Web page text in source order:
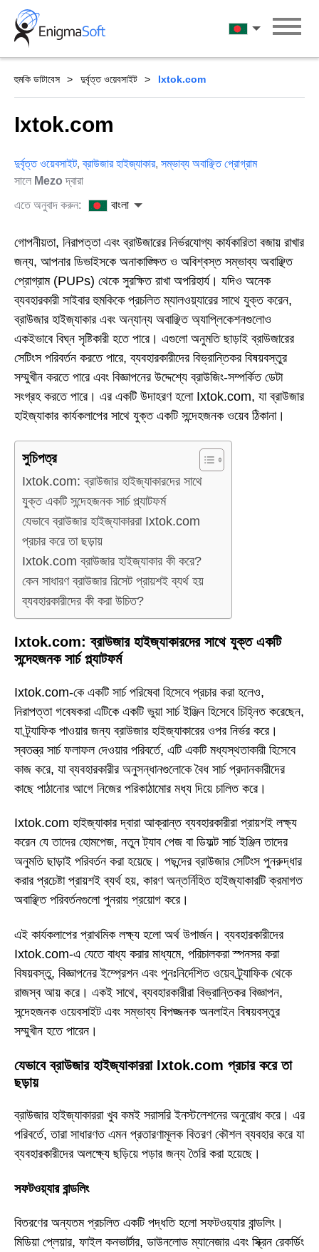
Skip
content
বাংলা
হুমকি ডাটাবেস দুর্বৃত্ত ওয়েবসাইট Ixtok.com
Ixtok.com
দুর্বৃত্ত ওয়েবসাইট,ব্রাউজার হাইজ্যাকার, সম্ভাব্য অবাঞ্ছিত প্রোগ্রাম
সালে Mezo দ্বারা
এতে অনুবাদ করুন:
বাংলা
গোপনীয়তা, নিরাপত্তা এবং ব্রাউজারের নির্ভরযোগ্য কার্যকারিতা বজায় রাখার
জন্য, আপনার ডিভাইসকে অনাকাঙ্ক্ষিত ও অবিশ্বস্ত সম্ভাব্য অবাঞ্ছিত
প্রোগ্রাম (PUPs) থেকে সুরক্ষিত রাখা অপরিহার্য। যদিও অনেক
ব্যবহারকারী সাইবার হুমকিকে প্রচলিত ম্যালওয়্যারের সাথে যুক্ত করেন,
ব্রাউজার হাইজ্যাকার এবং অন্যান্য অবাঞ্ছিত অ্যাপ্লিকেশনগুলোও
একইভাবে বিঘ্ন সৃষ্টিকারী হতে পারে। এগুলো অনুমতি ছাড়াই ব্রাউজারের
সেটিংস পরিবর্তন করতে পারে, ব্যবহারকারীদের বিভ্রান্তিকর বিষয়বস্তুর
সম্মুখীন করতে পারে এবং বিজ্ঞাপনের উদ্দেশ্যে ব্রাউজিং-সম্পর্কিত ডেটা
সংগ্রহ করতে পারে। এর একটি উদাহরণ হলো Ixtok.com, যা ব্রাউজার
হাইজ্যাকার কার্যকলাপের সাথে যুক্ত একটি সন্দেহজনক ওয়েব ঠিকানা।
সুচিপত্র
Ixtok.com: ব্রাউজার হাইজ্যাকারদের সাথে
যুক্ত একটি সন্দেহজনক সার্চ প্ল্যাটফর্ম
যেভাবে ব্রাউজার হাইজ্যাকাররা Ixtok.com
প্রচার করে তা ছড়ায়
Ixtok.com ব্রাউজার হাইজ্যাকার কী করে?
কেন সাধারণ ব্রাউজার রিসেট প্রায়শই ব্যর্থ হয়
ব্যবহারকারীদের কী করা উচিত?
Ixtok.com: ব্রাউজার হাইজ্যাকারদের সাথে যুক্ত একটি
সন্দেহজনক সার্চ প্ল্যাটফর্ম
Ixtok.com-কে একটি সার্চ পরিষেবা হিসেবে প্রচার করা হলেও,
নিরাপত্তা গবেষকরা এটিকে একটি ভুয়া সার্চ ইঞ্জিন হিসেবে চিহ্নিত করেছেন,
যা ট্র্যাফিক পাওয়ার জন্য ব্রাউজার হাইজ্যাকারের ওপর নির্ভর করে।
স্বতন্ত্র সার্চ ফলাফল দেওয়ার পরিবর্তে, এটি একটি মধ্যস্থতাকারী হিসেবে
কাজ করে, যা ব্যবহারকারীর অনুসন্ধানগুলোকে বৈধ সার্চ প্রদানকারীদের
কাছে পাঠানোর আগে নিজের পরিকাঠামোর মধ্য দিয়ে চালিত করে।
Ixtok.com হাইজ্যাকার দ্বারা আক্রান্ত ব্যবহারকারীরা প্রায়শই লক্ষ্য
করেন যে তাদের হোমপেজ, নতুন ট্যাব পেজ বা ডিফল্ট সার্চ ইঞ্জিন তাদের
অনুমতি ছাড়াই পরিবর্তন করা হয়েছে। পছন্দের ব্রাউজার সেটিংস পুনরুদ্ধার
করার প্রচেষ্টা প্রায়শই ব্যর্থ হয়, কারণ অন্তর্নিহিত হাইজ্যাকারটি ক্রমাগত
অবাঞ্ছিত পরিবর্তনগুলো পুনরায় প্রয়োগ করে।
এই কার্যকলাপের প্রাথমিক লক্ষ্য হলো অর্থ উপার্জন। ব্যবহারকারীদের
Ixtok.com-এ যেতে বাধ্য করার মাধ্যমে, পরিচালকরা স্পনসর করা
বিষয়বস্তু, বিজ্ঞাপনের ইম্প্রেশন এবং পুনঃনির্দেশিত ওয়েব ট্র্যাফিক থেকে
রাজস্ব আয় করে। একই সাথে, ব্যবহারকারীরা বিভ্রান্তিকর বিজ্ঞাপন,
সন্দেহজনক ওয়েবসাইট এবং সম্ভাব্য বিপজ্জনক অনলাইন বিষয়বস্তুর
সম্মুখীন হতে পারেন।
যেভাবে ব্রাউজার হাইজ্যাকাররা Ixtok.com প্রচার করে তা
ছড়ায়
ব্রাউজার হাইজ্যাকাররা খুব কমই সরাসরি ইনস্টলেশনের অনুরোধ করে। এর
পরিবর্তে, তারা সাধারণত এমন প্রতারণামূলক বিতরণ কৌশল ব্যবহার করে যা
ব্যবহারকারীদের অলক্ষ্যে ছড়িয়ে পড়ার জন্য তৈরি করা হয়েছে।
সফটওয়্যার বান্ডলিং
বিতরণের অন্যতম প্রচলিত একটি পদ্ধতি হলো সফটওয়্যার বান্ডলিং।
মিডিয়া প্লেয়ার, ফাইল কনভার্টার, ডাউনলোড ম্যানেজার এবং স্ক্রিন রেকর্ডিং